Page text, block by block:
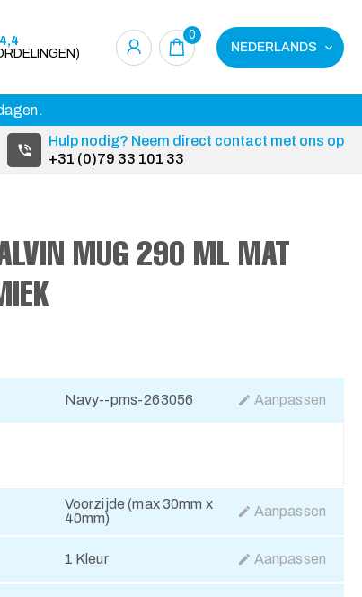
0
NEDERLANDS
Hulp nodig? Neem direct contact met ons op
+31 (0)79 33 101 33
MUG 290 ML MAT
Navy--pms-263056 Aanpassen
Voorzijde (max 30mm x
40mm)
Aanpassen
1 Kleur Aanpassen